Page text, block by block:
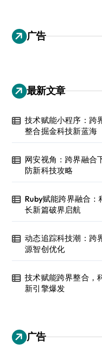
广告
最新文章
技术赋能小程序：跨
整合掘金科技新蓝海
网安视角：跨界融合
防新科技攻略
Ruby赋能跨界融合
长新篇破界启航
动态追踪科技潮：跨
源智创优化
技术赋能跨界整合，
新引擎爆发
广告